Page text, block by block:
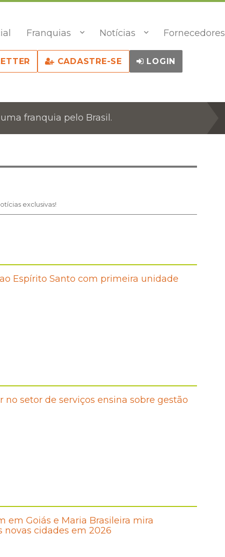
Franquias Notícias Fornecedores
CADASTRE-SE LOGIN
franquia pelo Brasil.
exclusivas!
Espírito Santo com primeira unidade
no setor de serviços ensina sobre gestão
em Goiás e Maria Brasileira mira
novas cidades em 2026